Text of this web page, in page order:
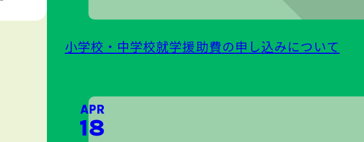
小学校 ・ 中学校就学援助費の申 し込みについて
APR
18⁠